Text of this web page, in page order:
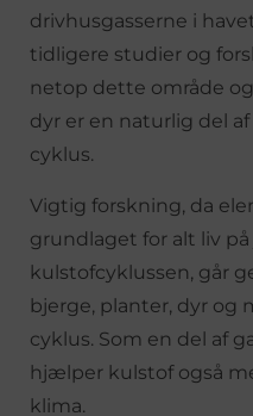
drivhusgasserne i
tidligere studier og
netop dette område
dyr er en naturlig del
cyklus.
Vigtig forskning, da
grundlaget for alt liv
kulstofcyklussen, går
bjerge, planter, dyr og
cyklus. Som en del af
hjælper kulstof også
klima.